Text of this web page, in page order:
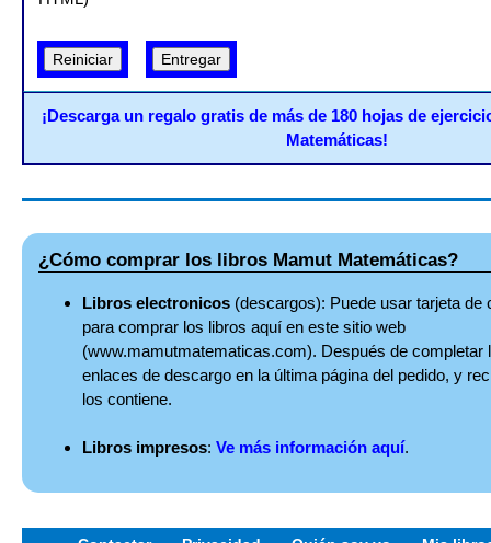
¡Descarga un regalo gratis de más de 180 hojas de
Matemáticas!
¿Cómo comprar los libros Mamut Matemáticas?
Libros electronicos (descargos): Puede usar tarjeta de
para comprar los libros aquí en este sitio web
(www.mamutmatematicas.com). Después de completar
enlaces de descargo en la última página del pedido, y
los contiene.
Libros impresos: Ve más información aquí.